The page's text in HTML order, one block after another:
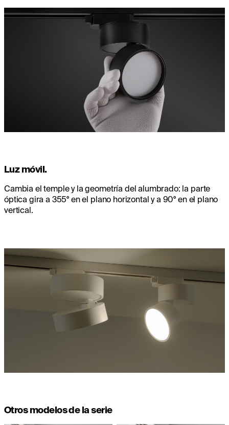
Luz móvil.
Cambia el temple y la geometría del alumbrado: la parte
óptica gira a 355° en el plano horizontal y a 90° en el plano
vertical.
Otros modelos de la serie